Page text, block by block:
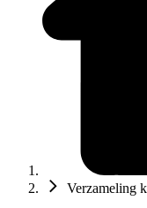
Verzameling